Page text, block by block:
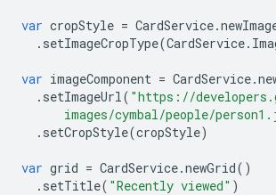
var cropStyle = CardService.
. setImageCropType(CardService.
var imageComponent = CardService.
. setImageUrl( "https://
images/cymbal/people/
. setCropStyle(cropStyle)
var grid = CardService.newGrid()
. setTitle( "Recently viewed" )